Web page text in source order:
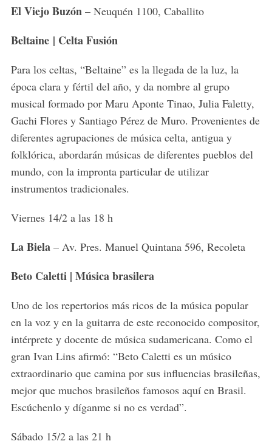
El Viejo Buzón – Neuquén 1100, Caballito
Beltaine | Celta Fusión
Para los celtas, “Beltaine” es la llegada de la luz, la
época clara y fértil del año, y da nombre al grupo
musical formado por Maru Aponte Tinao, Julia Faletty,
Gachi Flores y Santiago Pérez de Muro. Provenientes de
diferentes agrupaciones de música celta, antigua y
folklórica, abordarán músicas de diferentes pueblos del
mundo, con la impronta particular de utilizar
instrumentos tradicionales.
Viernes 14/2 a las 18 h
La Biela – Av. Pres. Manuel Quintana 596, Recoleta
Beto Caletti | Música brasilera
Uno de los repertorios más ricos de la música popular
en la voz y en la guitarra de este reconocido compositor,
intérprete y docente de música sudamericana. Como el
gran Ivan Lins afirmó: “Beto Caletti es un músico
extraordinario que camina por sus influencias brasileñas,
mejor que muchos brasileños famosos aquí en Brasil.
Escúchenlo y díganme si no es verdad”.
Sábado 15/2 a las 21 h